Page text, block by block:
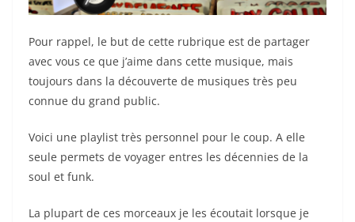
Pour rappel, le but de cette rubrique est de partager
avec vous ce que j’aime dans cette musique, mais
toujours dans la découverte de musiques très peu
connue du grand public.
Voici une playlist très personnel pour le coup. A elle
seule permets de voyager entres les décennies de la
soul et funk.
La plupart de ces morceaux je les écoutait lorsque je